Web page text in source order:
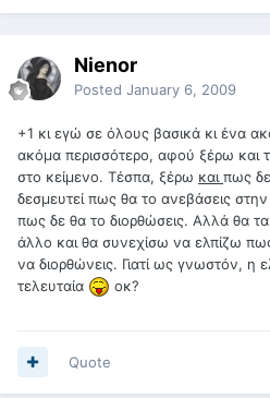
Nienor
Posted January 6, 2009
+1 κι εγώ σε όλους βασικά κι ένα
ακόμα περισσότερο, αφού ξέρω και
στο κείμενο. Τέσπα, ξέρω και πως
δεσμευτεί πως θα το ανεβάσεις
πως δε θα το διορθώσεις. Αλλά θα
άλλο και θα συνεχίσω να ελπίζω
να διορθώνεις. Γιατί ως γνωστόν, η
τελευταία
οκ?
Quote